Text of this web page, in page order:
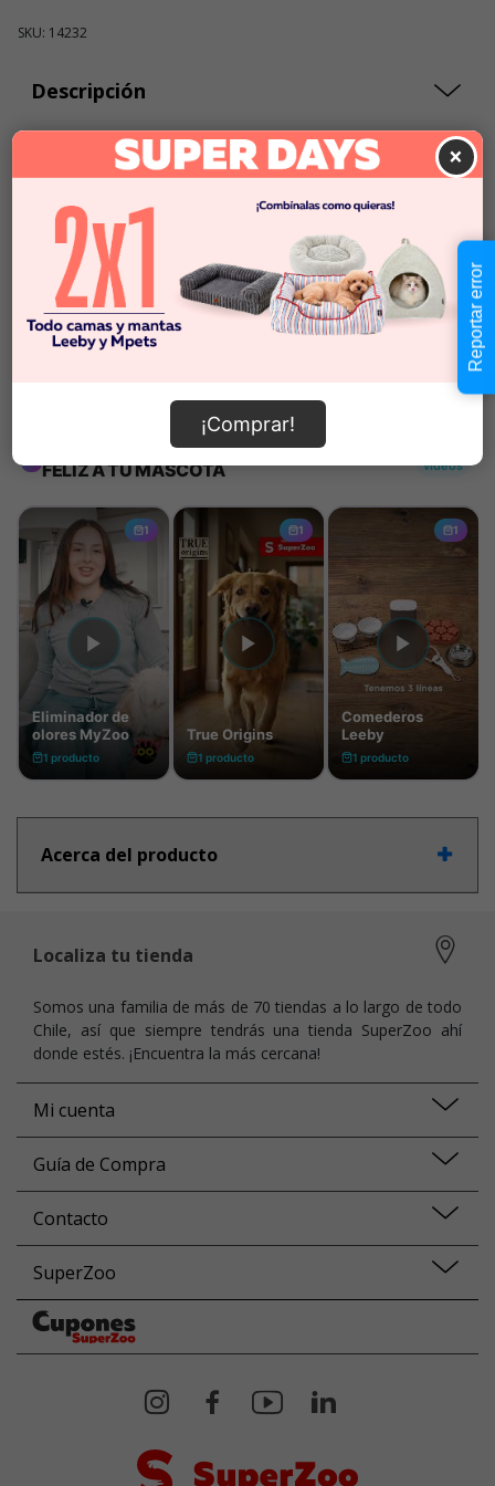
SKU: 14232
Descripción
Cantidad:
-
Añadir al carrito
Información de envío
Acerca del producto
×
¡Comprar!
Localiza tu tienda
Somos una familia de más de 70 tiendas a lo largo de todo
Chile, así que siempre tendrás una tienda SuperZoo ahí
donde estés. ¡Encuentra la más cercana!
Mi cuenta
Guía de Compra
Contacto
SuperZoo
Reportar error